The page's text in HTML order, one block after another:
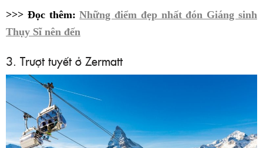
>>> Đọc thêm:Những điểm đẹp nhất đón Giáng sinh
Thụy Sĩ nên đến
3. Trượt tuyết ở Zermatt